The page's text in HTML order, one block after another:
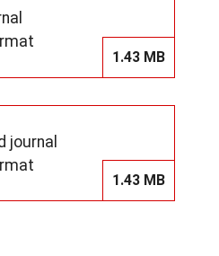
1.43 MB
journal
1.43 MB